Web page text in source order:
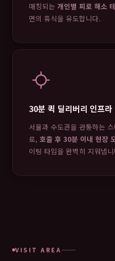
매칭되는 개인별 피로 해소
면의 휴식을 유도합니다.
30분 퀵 딜리버리 인프라
서울과 수도권을 관통하는
로, 호출 후 30분 이내 현장
이팅 타임을 완벽히 지워냅
VISIT AREA